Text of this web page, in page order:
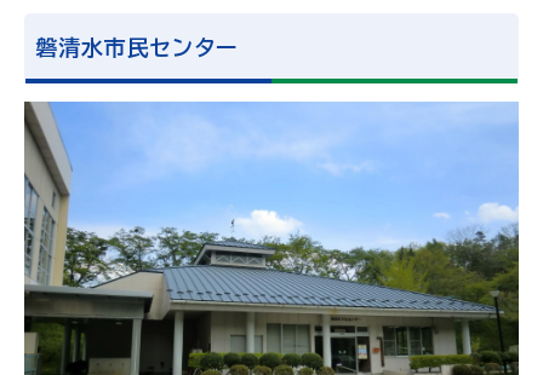
磐清水市民センター